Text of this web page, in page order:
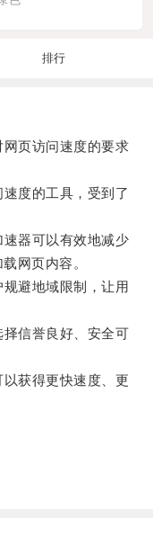
排行
页访问速度的要求
度的工具，受到了
器可以有效地减少
网页内容。
避地域限制，让用
信誉良好、安全可
获得更快速度、更